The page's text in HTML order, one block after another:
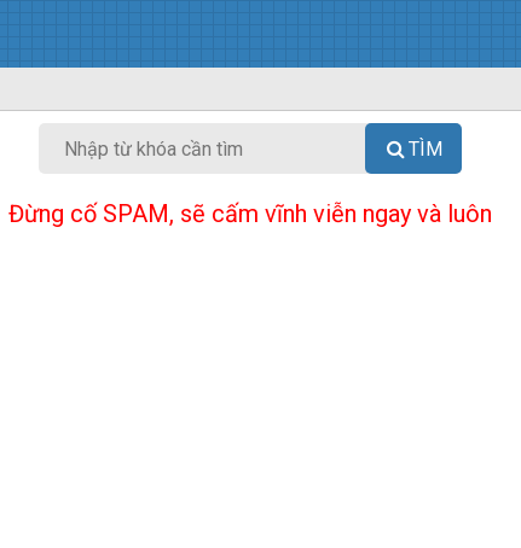
TÌM
Đừng cố SPAM, sẽ cấm vĩnh viễn ngay và luôn